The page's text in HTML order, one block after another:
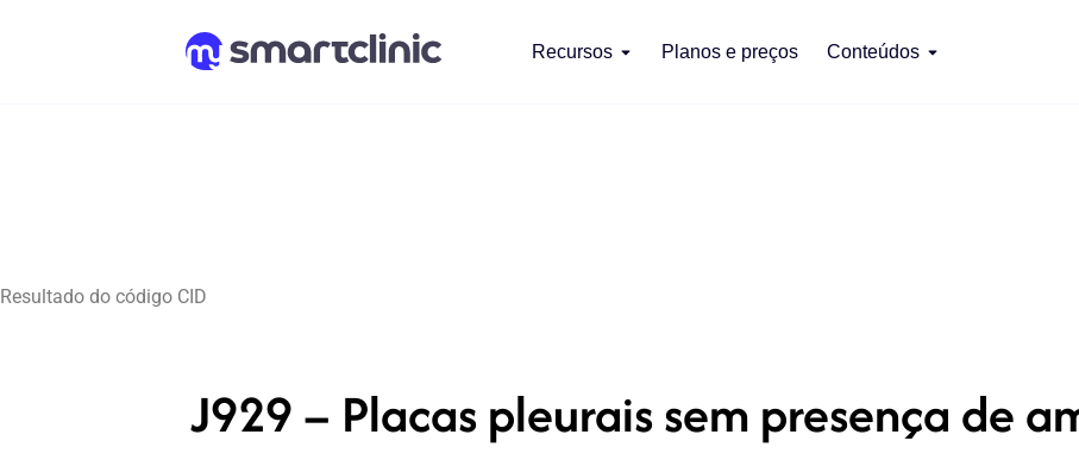
Recursos Planos e preços Conteúdos
Resultado do código CID
J929 – Placas pleurais sem presença de